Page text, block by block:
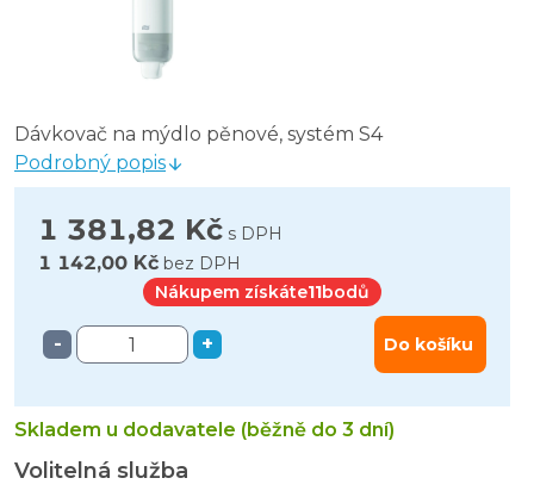
Dávkovač na mýdlo pěnové, systém S4
Podrobný popis
1 381,82 Kč s DPH
1 142,00 Kč bez DPH
Nákupem získáte11bodů
- + Do košíku
Skladem u dodavatele (běžně do 3 dní)
Volitelná služba